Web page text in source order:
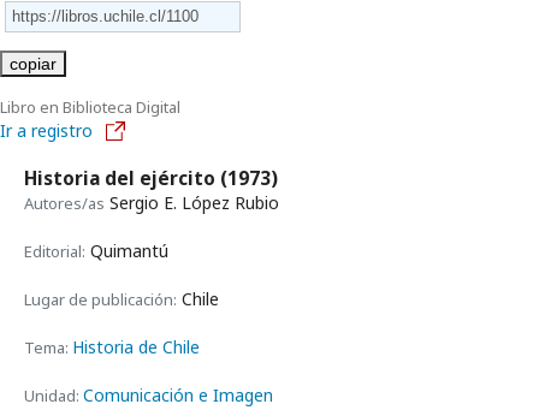
copiar
Libro en Biblioteca Digital
Ir a registro
Historia del ejército (1973)
Autores/as Sergio E. López Rubio
Editorial: Quimantú
Lugar de publicación: Chile
Tema: Historia de Chile
Unidad: Comunicación e Imagen